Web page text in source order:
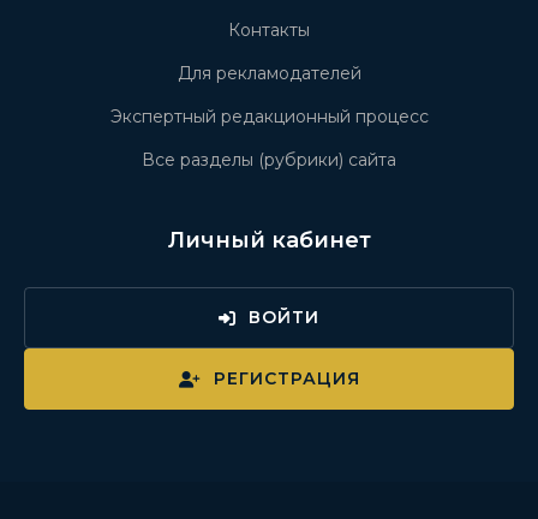
Контакты
Для рекламодателей
Экспертный редакционный процесс
Все разделы (рубрики) сайта
Личный кабинет
ВОЙТИ
РЕГИСТРАЦИЯ